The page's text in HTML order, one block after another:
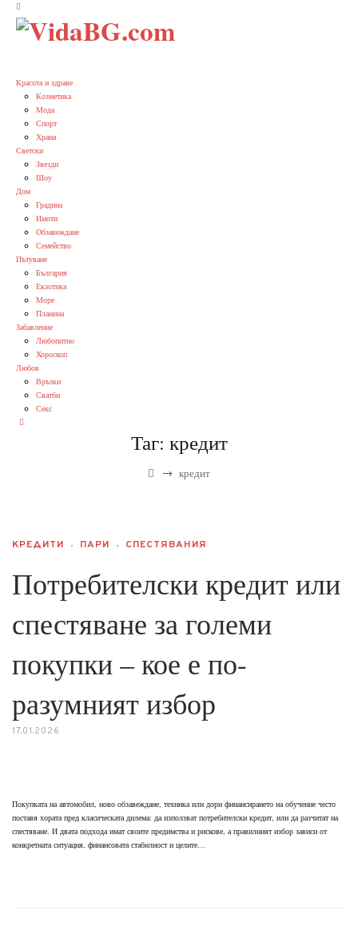
Красота и здраве
Козметика
Мода
Спорт
Храна
Светски
Звезди
Шоу
Дом
Градина
Имоти
Обзавеждане
Семейство
Пътуване
България
Екзотика
Море
Планина
Забавление
Любопитно
Хороскоп
Любов
Връзки
Сватби
Секс
Таг: кредит
→ кредит
КРЕДИТИ ПАРИ СПЕСТЯВАНИЯ
Потребителски кредит или
спестяване за големи
покупки – кое е по-
разумният избор
17.01.2026
Покупката на автомобил, ново обзавеждане, техника или дори финансирането на обучение често
поставя хората пред класическата дилема: да използват потребителски кредит, или да разчитат на
спестяване. И двата подхода имат своите предимства и рискове, а правилният избор зависи от
конкретната ситуация, финансовата стабилност и целите…